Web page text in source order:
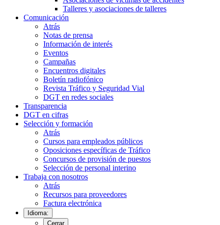
Talleres y asociaciones de talleres
Comunicación
Atrás
Notas de prensa
Información de interés
Eventos
Campañas
Encuentros digitales
Boletín radiofónico
Revista Tráfico y Seguridad Vial
DGT en redes sociales
Transparencia
DGT en cifras
Selección y formación
Atrás
Cursos para empleados públicos
Oposiciones específicas de Tráfico
Concursos de provisión de puestos
Selección de personal interino
Trabaja con nosotros
Atrás
Recursos para proveedores
Factura electrónica
Idioma:
Cerrar